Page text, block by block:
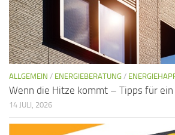
ALLGEMEIN / ENERGIEBERATUNG /
Wenn die Hitze kommt – Tipps für ein
14 JULI, 2026